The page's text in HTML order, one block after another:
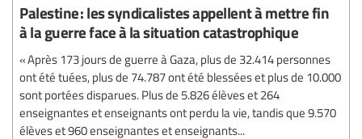
Palestine : les syndicalistes appellent à mettre fin
à la guerre face à la situation catastrophique
« Après 173 jours de guerre à Gaza, plus de 32.414 personnes
ont été tuées, plus de 74.787 ont été blessées et plus de 10.000
sont portées disparues. Plus de 5.826 élèves et 264
enseignantes et enseignants ont perdu la vie, tandis que 9.570
élèves et 960 enseignantes et enseignants...